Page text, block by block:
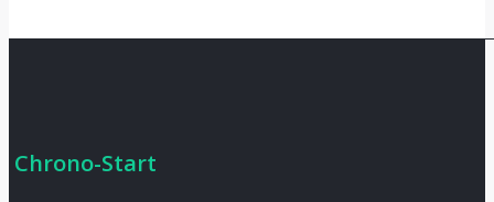
Chrono-Start